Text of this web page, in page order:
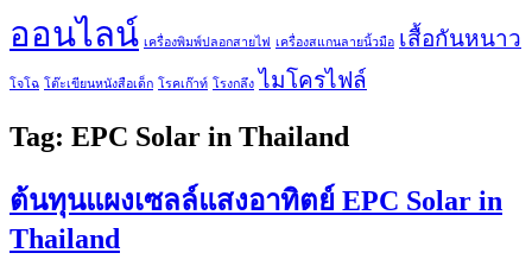
ออนไลน์ เครื่องพิมพ์ปลอกสายไฟ เครื่องสแกนลายนิ้วมือ เสื้อกันหนาว
โจโฉ โต๊ะเขียนหนังสือเด็ก โรคเก๊าท์ โรงกลึง ไมโครไฟล์
Tag: EPC Solar in Thailand
ต้นทุนแผงเซลล์แสงอาทิตย์ EPC Solar in
Thailand